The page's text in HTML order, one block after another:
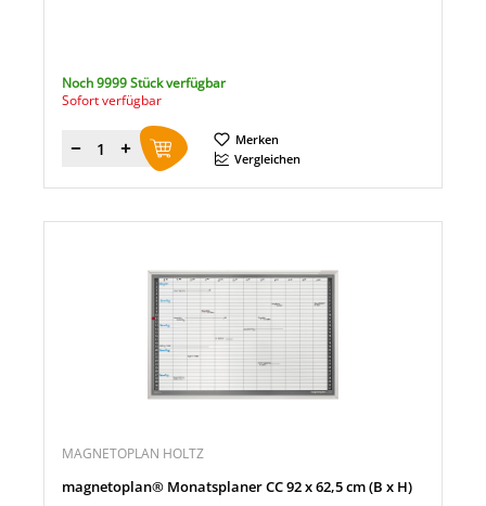
Noch 9999 Stück verfügbar
Sofort verfügbar
Menge
Merken
Vergleichen
MAGNETOPLAN HOLTZ
magnetoplan® Monatsplaner CC 92 x 62,5 cm (B x H)